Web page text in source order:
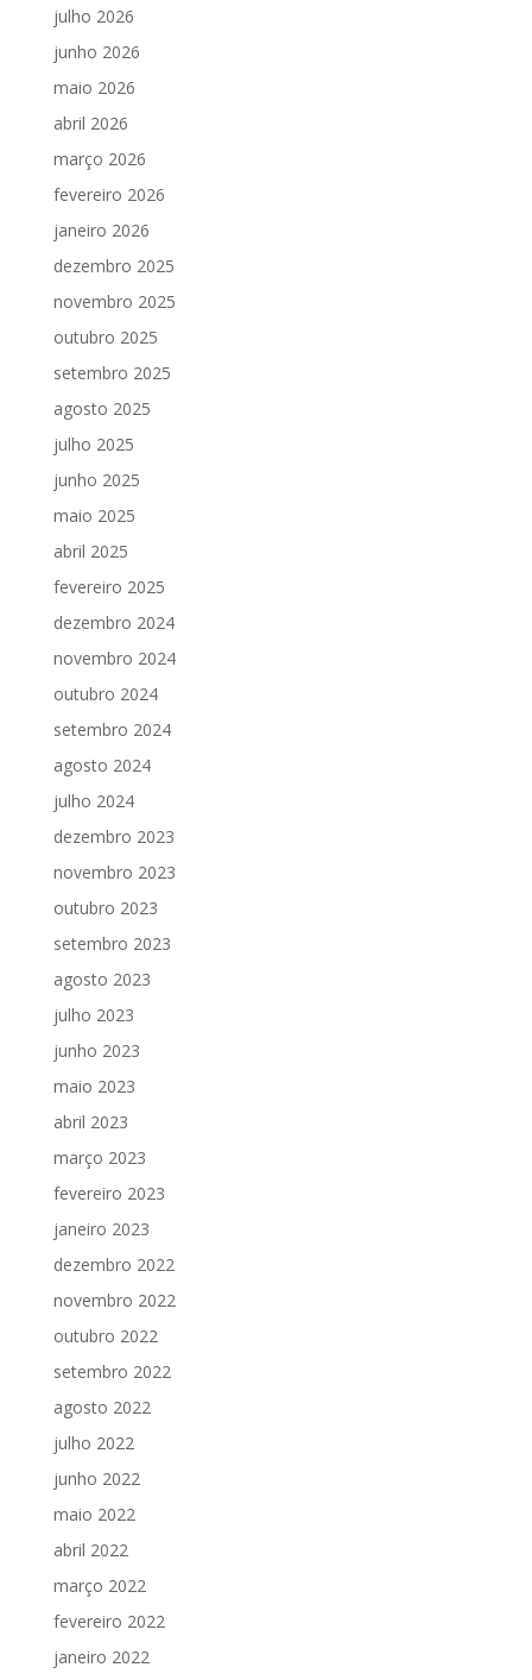
julho 2026
junho 2026
maio 2026
abril 2026
março 2026
fevereiro 2026
janeiro 2026
dezembro 2025
novembro 2025
outubro 2025
setembro 2025
agosto 2025
julho 2025
junho 2025
maio 2025
abril 2025
fevereiro 2025
dezembro 2024
novembro 2024
outubro 2024
setembro 2024
agosto 2024
julho 2024
dezembro 2023
novembro 2023
outubro 2023
setembro 2023
agosto 2023
julho 2023
junho 2023
maio 2023
abril 2023
março 2023
fevereiro 2023
janeiro 2023
dezembro 2022
novembro 2022
outubro 2022
setembro 2022
agosto 2022
julho 2022
junho 2022
maio 2022
abril 2022
março 2022
fevereiro 2022
janeiro 2022